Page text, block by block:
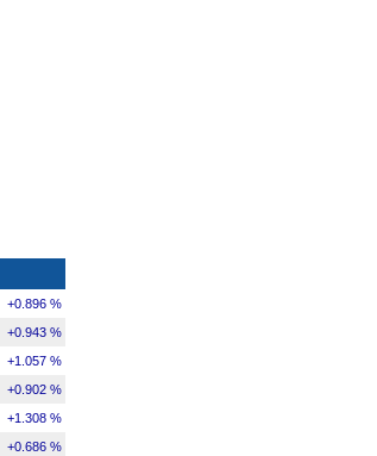
+0.896 %
+0.943 %
+1.057 %
+0.902 %
+1.308 %
+0.686 %